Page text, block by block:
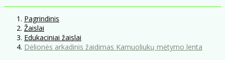
Pagrindinis
Žaislai
Edukaciniai žaislai
Dėlionės arkadinis žaidimas Kamuoliukų mėtymo lenta